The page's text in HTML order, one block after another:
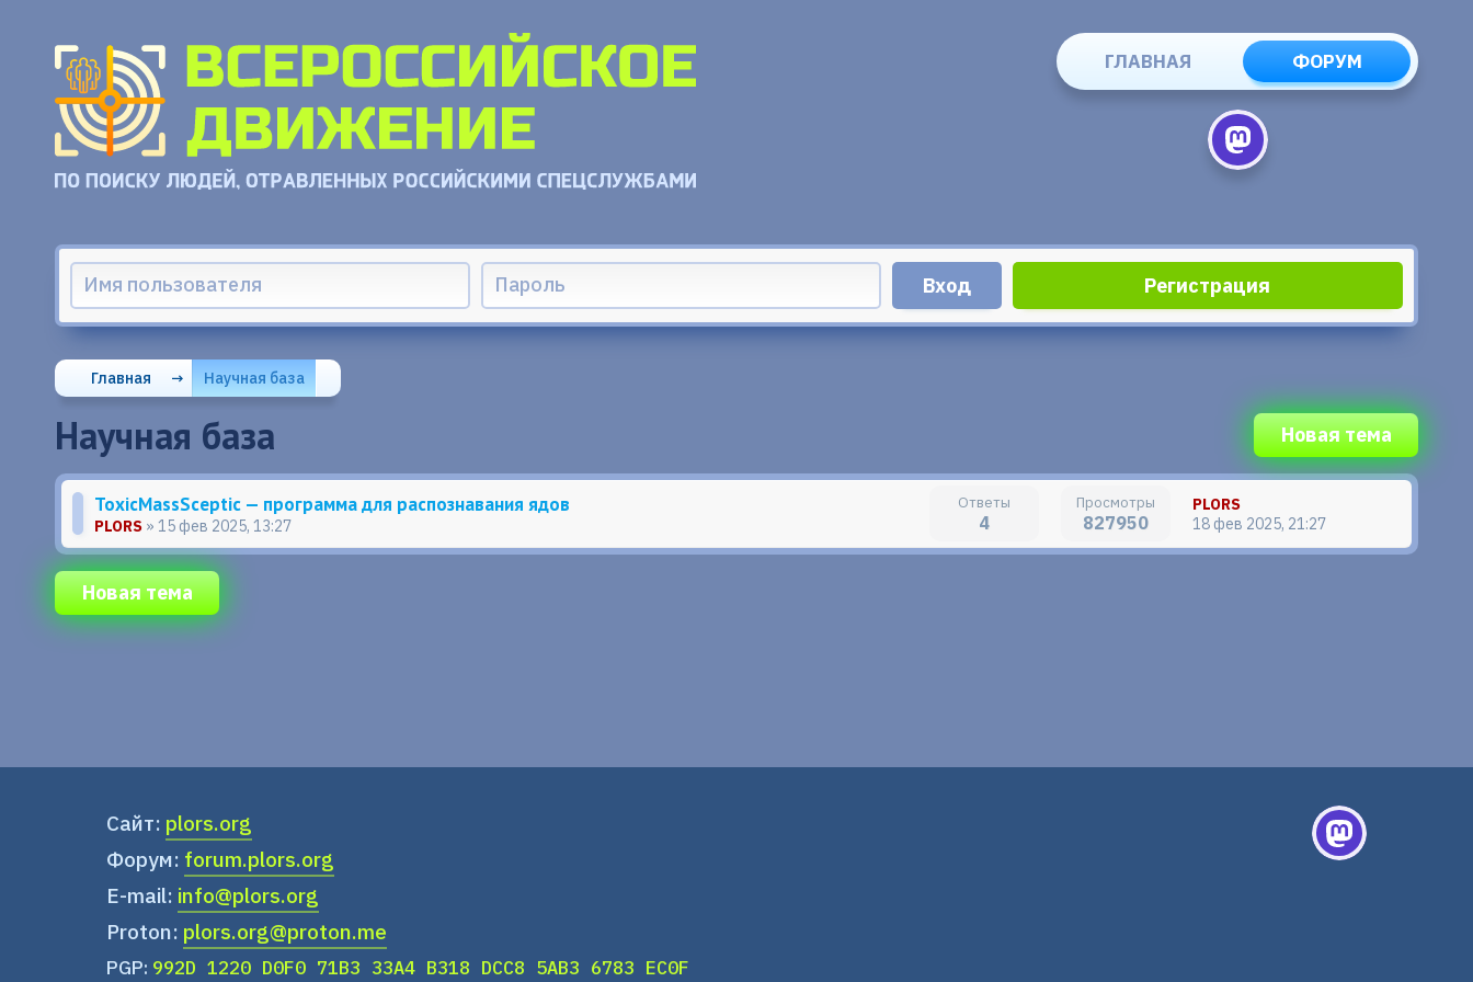
ГЛАВНАЯ ФОРУМ
Регистрация
Главная → Научная база
Научная база Новая тема
ToxicMassSceptic — программа для распознавания ядов
PLORS » 15 фев 2025, 13:27 4 827950
PLORS
18 фев 2025, 21:27
Новая тема
Сайт: plors.org
Форум: forum.plors.org
E-mail: info@plors.org
Proton: plors.org@proton.me
PGP: 992D 1220 D0F0 71B3 33A4 B318 DCC8 5AB3 6783 EC0F